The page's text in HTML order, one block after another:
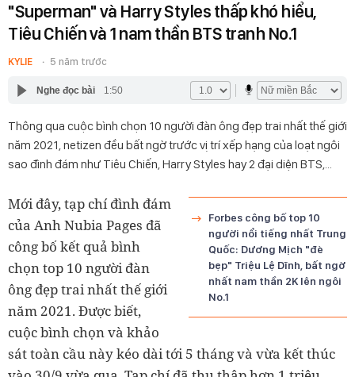
"Superman" và Harry Styles thấp khó hiểu,
Tiêu Chiến và 1 nam thần BTS tranh No.1
KYLIE 5 năm trước
Nghe đọc bài 1:50
Thông qua cuộc bình chọn 10 người đàn ông đẹp trai nhất thế giới
năm 2021, netizen đều bất ngờ trước vị trí xếp hạng của loạt ngôi
sao đình đám như Tiêu Chiến, Harry Styles hay 2 đại diện BTS,...
Forbes công bố top 10
người nổi tiếng nhất Trung
Quốc: Dương Mịch "đè
bẹp" Triệu Lệ Dĩnh, bất ngờ
nhất nam thần 2K lên ngôi
No.1
Mới đây, tạp chí đình đám
của Anh Nubia Pages đã
công bố kết quả bình
chọn top 10 người đàn
ông đẹp trai nhất thế giới
năm 2021. Được biết,
cuộc bình chọn và khảo
sát toàn cầu này kéo dài tới 5 tháng và vừa kết thúc